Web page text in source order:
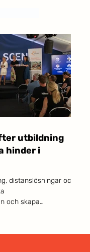
utbildning
hinder i
distanslösningar och
och skapa
medverkar i